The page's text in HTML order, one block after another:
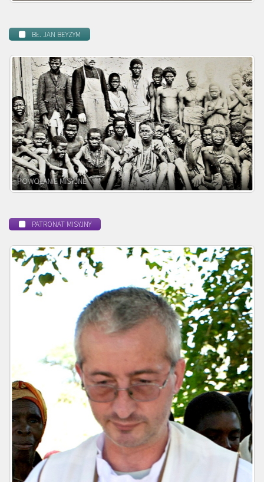
BŁ. JAN BEYZYM
BEATYFIKACJA
PATRONAT MISYJNY